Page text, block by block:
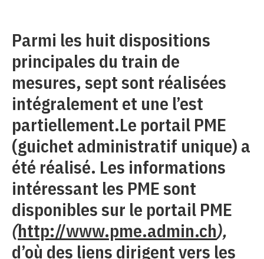
Parmi les huit dispositions
principales du train de
mesures, sept sont réalisées
intégralement et une l’est
partiellement.Le portail PME
(guichet administratif unique) a
été réalisé. Les informations
intéressant les PME sont
disponibles sur le portail PME
(http://www.pme.admin.ch),
d’où des liens dirigent vers les